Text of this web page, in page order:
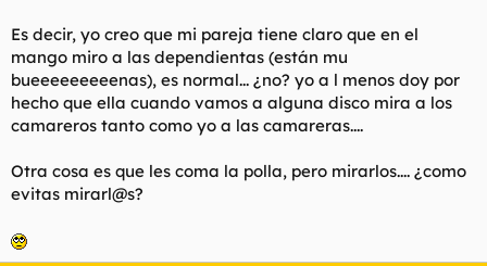
Es decir, yo creo que mi pareja tiene claro que en el
mango miro a las dependientas (están mu
bueeeeeeeeenas), es normal... ¿no? yo a l menos doy por
hecho que ella cuando vamos a alguna disco mira a los
camareros tanto como yo a las camareras....
Otra cosa es que les coma la polla, pero mirarlos.... ¿como
evitas mirarl@s?